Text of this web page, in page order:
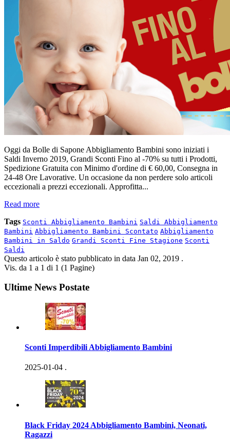
Oggi da Bolle di Sapone Abbigliamento Bambini sono iniziati i
Saldi Inverno 2019, Grandi Sconti Fino al -70% su tutti i Prodotti,
Spedizione Gratuita con Minimo d'ordine di € 60,00, Consegna in
24-48 Ore Lavorative. Un occasione da non perdere solo articoli
eccezionali a prezzi eccezionali. Approfitta...
Read more
Tags Sconti Abbigliamento Bambini Saldi Abbigliamento
Bambini Abbigliamento Bambini Scontato Abbigliamento
Bambini in Saldo Grandi Sconti Fine Stagione Sconti
Saldi
Questo articolo è stato pubblicato in data Jan 02, 2019 .
Vis. da 1 a 1 di 1 (1 Pagine)
Ultime News Postate
Sconti Imperdibili Abbigliamento Bambini
2025-01-04 .
Black Friday 2024 Abbigliamento Bambini, Neonati,
Ragazzi